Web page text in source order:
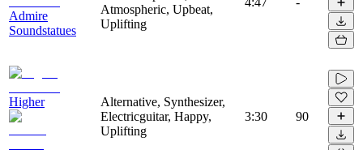
Admire
Soundstatues
Atmospheric, Upbeat,
Uplifting
Higher
Alternative, Synthesizer,
Electricguitar, Happy,
Uplifting
3:30 90